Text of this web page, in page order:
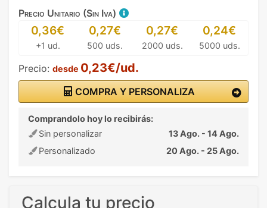
Precio Unitario (Sin Iva)
0,36€
+1 ud.
0,27€
500 uds.
0,27€
2000 uds.
0,24€
5000 uds.
Precio: desde 0,23€/ud.
COMPRA Y PERSONALIZA
Comprandolo hoy lo recibirás:
Sin personalizar
13 Ago. - 14 Ago.
Personalizado
20 Ago. - 25 Ago.
Calcula tu precio